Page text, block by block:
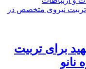
برای تربیت